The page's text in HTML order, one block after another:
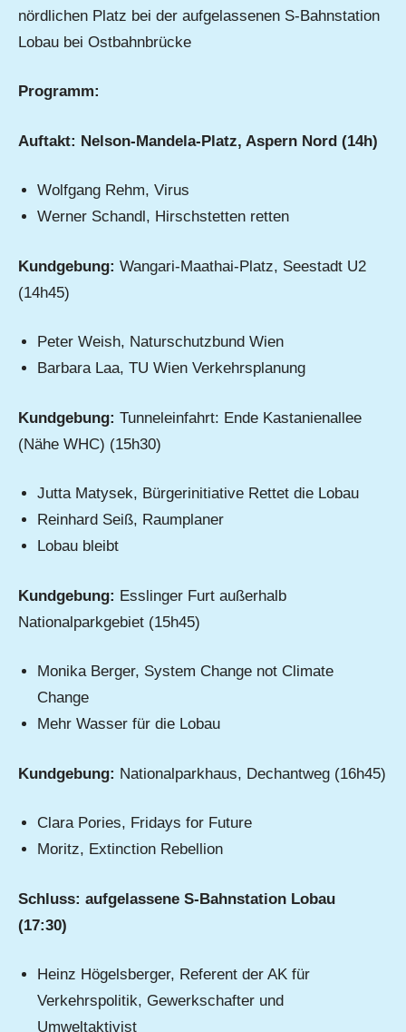
nördlichen Platz bei der aufgelassenen S-Bahnstation
Lobau bei Ostbahnbrücke
Programm:
Auftakt: Nelson-Mandela-Platz, Aspern Nord (14h)
Wolfgang Rehm, Virus
Werner Schandl, Hirschstetten retten
Kundgebung: Wangari-Maathai-Platz, Seestadt U2
(14h45)
Peter Weish, Naturschutzbund Wien
Barbara Laa, TU Wien Verkehrsplanung
Kundgebung: Tunneleinfahrt: Ende Kastanienallee
(Nähe WHC) (15h30)
Jutta Matysek, Bürgerinitiative Rettet die Lobau
Reinhard Seiß, Raumplaner
Lobau bleibt
Kundgebung: Esslinger Furt außerhalb
Nationalparkgebiet (15h45)
Monika Berger, System Change not Climate
Change
Mehr Wasser für die Lobau
Kundgebung: Nationalparkhaus, Dechantweg (16h45)
Clara Pories, Fridays for Future
Moritz, Extinction Rebellion
Schluss: aufgelassene S-Bahnstation Lobau
(17:30)
Heinz Högelsberger, Referent der AK für
Verkehrspolitik, Gewerkschafter und
Umweltaktivist